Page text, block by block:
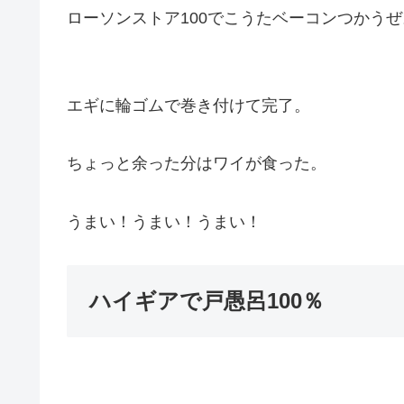
ローソンストア100でこうたベーコンつかう
エギに輪ゴムで巻き付けて完了。
ちょっと余った分はワイが食った。
うまい！うまい！うまい！
ハイギアで戸愚呂100％